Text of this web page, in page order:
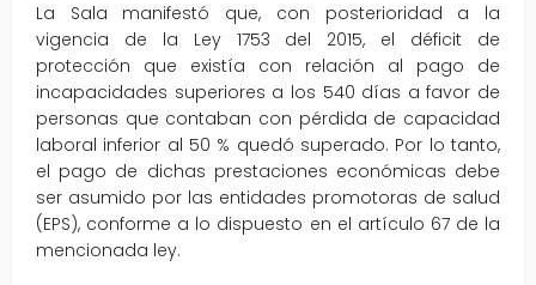
La Sala manifestó que, con posterioridad a la
vigencia de la Ley 1753 del 2015, el déficit de
protección que existía con relación al pago de
incapacidades superiores a los 540 días a favor de
personas que contaban con pérdida de capacidad
laboral inferior al 50 % quedó superado. Por lo tanto,
el pago de dichas prestaciones económicas debe
ser asumido por las entidades promotoras de salud
(EPS), conforme a lo dispuesto en el artículo 67 de la
mencionada ley.